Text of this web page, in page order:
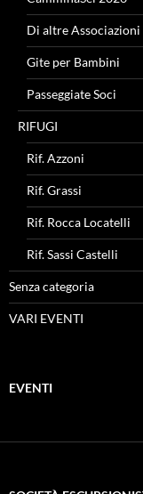
Di altre Associazioni
Gite per Bambini
Passeggiate Soci
RIFUGI
Rif. Azzoni
Rif. Grassi
Rif. Rocca Locatelli
Rif. Sassi Castelli
Senza categoria
VARI EVENTI
EVENTI